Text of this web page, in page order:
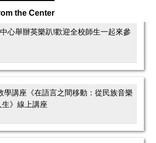
the Center
心舉辦英樂趴!歡迎全校師生一起來參
學講座《在語言之間移動：從民族音樂
》線上講座